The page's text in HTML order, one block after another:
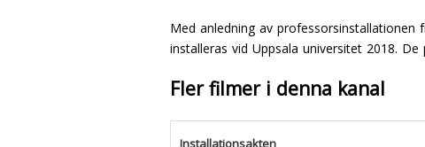
Med anledning av
installeras vid Uppsala universitet 2018.
Fler filmer i denna kanal
Installationsakten